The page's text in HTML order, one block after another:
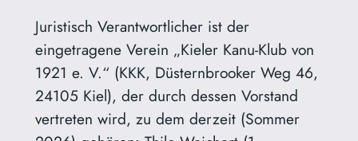
Juristisch Verantwortlicher ist der
eingetragene Verein „Kieler Kanu-Klub von
1921 e. V.“ (KKK, Düsternbrooker Weg 46,
24105 Kiel), der durch dessen Vorstand
vertreten wird, zu dem derzeit (Sommer